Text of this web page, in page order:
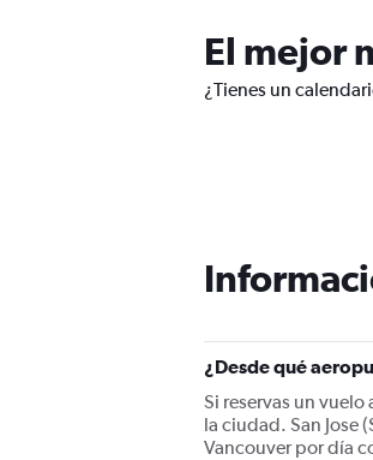
El mejor
¿Tienes un
¿Desde qué
Si reservas un vuelo
la ciudad. San Jose
Vancouver por día